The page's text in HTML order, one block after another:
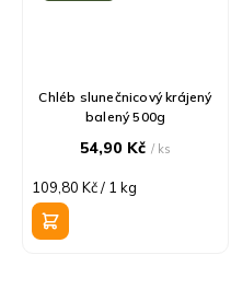
Chléb slunečnicový krájený
balený 500g
54,90 Kč/ ks
Měrná
cena:
109,80 Kč / 1 kg